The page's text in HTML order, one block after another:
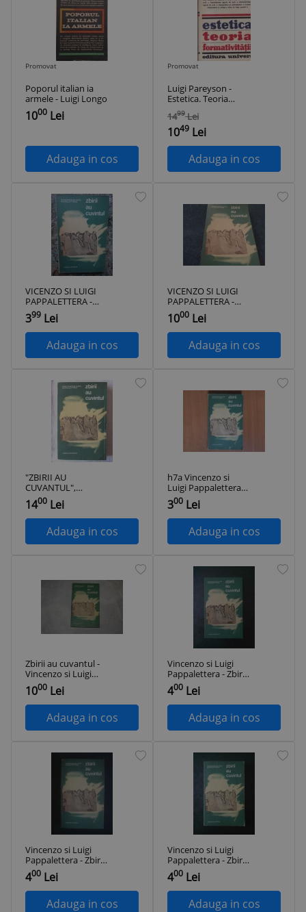
Promovat
Poporul italian ia
armele - Luigi Longo
1000 Lei
Adauga in cos
Promovat
Luigi Pareyson -
Estetica. Teoria
formativitatii
1499 Lei
1049 Lei
Adauga in cos
VICENZO SI LUIGI
PAPPALETTERA -
ZBIRII AU
CUVANTUL
399 Lei
Adauga in cos
VICENZO SI LUIGI
PAPPALETTERA -
ZBIRII AU
CUVANTUL
1000 Lei
Adauga in cos
"ZBIRII AU
CUVANTUL",
Vincenzo si Luigi
Pappalettera, 1974.
Carte noua
1400 Lei
Adauga in cos
h7a Vincenzo si
Luigi Pappalettera-
Zbirii au cuvantul.
SS-istii si detinutii ...
300 Lei
Adauga in cos
Zbirii au cuvantul -
Vincenzo si Luigi
Pappalettera - 1974
1000 Lei
Adauga in cos
Vincenzo si Luigi
Pappalettera - Zbirii
au cuvantul. SS-istii
si detinutii kapo
400 Lei
Adauga in cos
Vincenzo si Luigi
Pappalettera - Zbirii
au cuvantul. SS-istii
si detinutii kapo
400 Lei
Adauga in cos
Vincenzo si Luigi
Pappalettera - Zbirii
au cuvantul. SS-istii
si detinutii kapo
400 Lei
Adauga in cos